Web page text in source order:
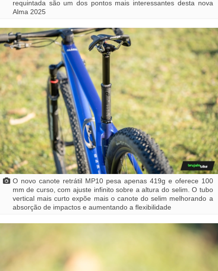
requintada são um dos pontos mais interessantes desta nova
Alma 2025
O novo canote retrátil MP10 pesa apenas 419g e oferece 100
mm de curso, com ajuste infinito sobre a altura do selim. O tubo
vertical mais curto expõe mais o canote do selim melhorando a
absorção de impactos e aumentando a flexibilidade